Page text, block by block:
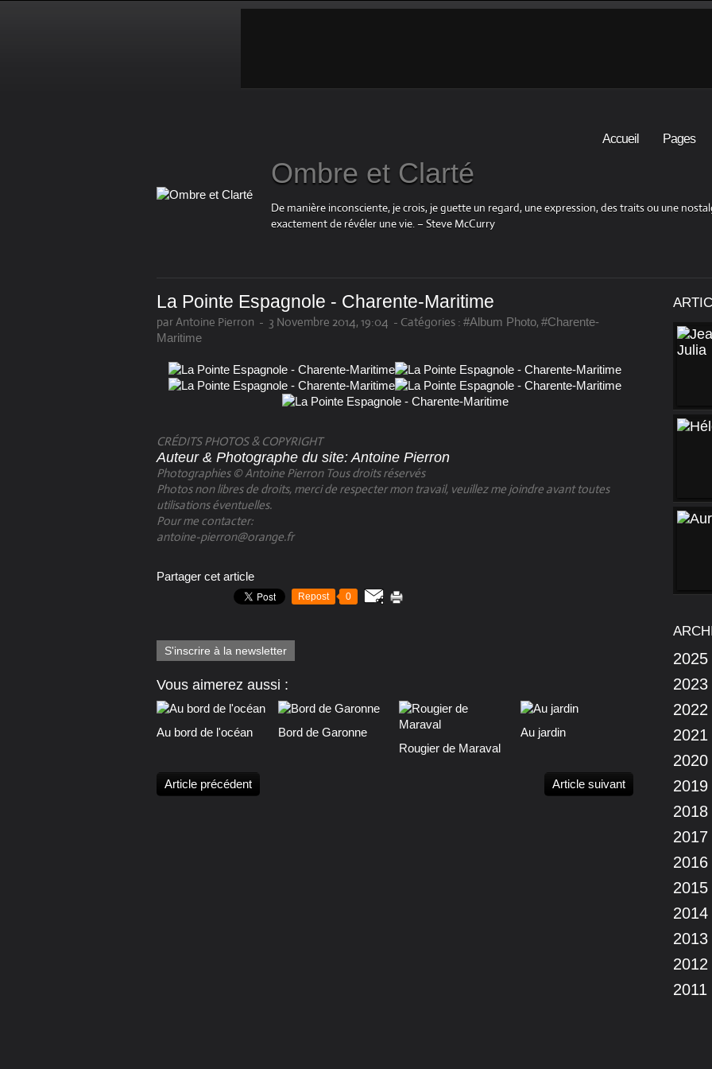
Accueil Pages
Ombre et Clarté
De manière inconsciente, je crois, je guette un regard, une expression, des traits ou une
exactement de révéler une vie. – Steve McCurry
La Pointe Espagnole - Charente-Maritime
par Antoine Pierron - 3 Novembre 2014, 19:04 - Catégories : #Album Photo, #Charente-
Maritime
CRÉDITS PHOTOS & COPYRIGHT
Auteur & Photographe du site: Antoine Pierron
Photographies © Antoine Pierron Tous droits réservés
Photos non libres de droits, merci de respecter mon travail, veuillez me joindre avant toutes
utilisations éventuelles.​
Pour me contacter:
antoine-pierron@orange.fr
Partager cet article
Repost 0
S'inscrire à la newsletter
Vous aimerez aussi :
Au bord de l'océan
Bord de Garonne
Rougier de Maraval
Au jardin
Article précédent Article suivant
2025
2023
2022
2021
2020
2019
2018
2017
2016
2015
2014
2013
2012
2011